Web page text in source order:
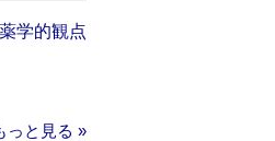
学的観点
っと見る »